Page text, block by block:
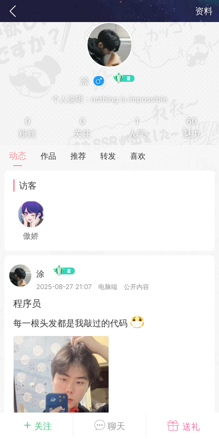
资料
萌新报道
员
100
04-03 16:49
电脑端 公开内容
2026⭐二次元宇宙⭐全新版
起开发的小伙伴们~
~直接看效果吧~
起开发属于大家的“二次元宇宙”
~为爱发电~持续更新~
关注 聊天 送礼
涂
个人说明：nothing is impossible
0
粉丝
0
关注
1
人气
60
魅力
动态 作品 推荐 转发 喜欢
访客
傲娇
涂
2025-08-27 21:07 电脑端 公开内容
程序员
每一根头发都是我敲过的代码